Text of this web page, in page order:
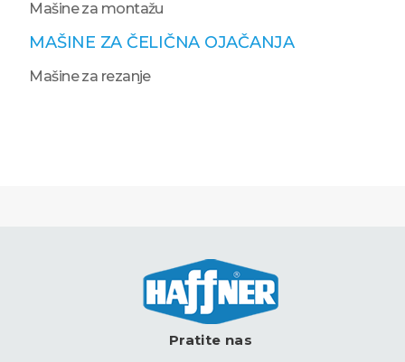
Mašine za montažu
MAŠINE ZA ČELIČNA OJAČANJA
Mašine za rezanje
Pratite nas